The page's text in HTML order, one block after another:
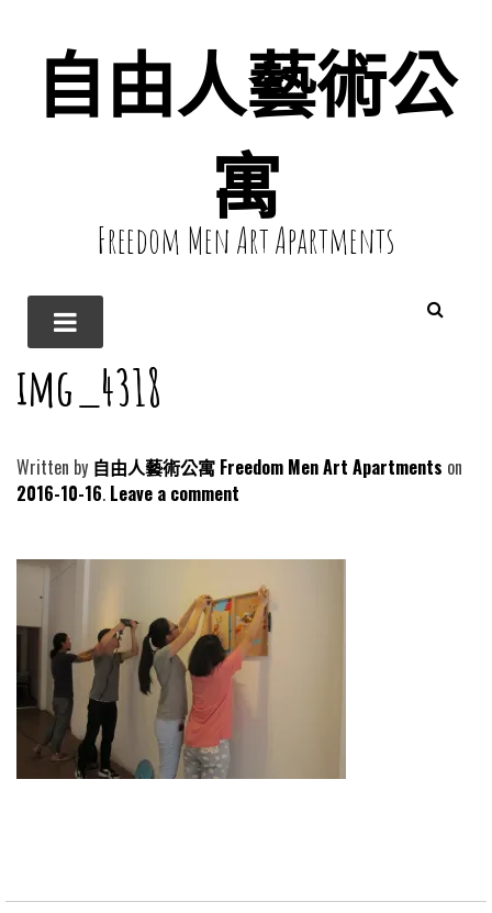
自由人藝術公
寓
Freedom Men Art Apartments
img_4318
Written by 自由人藝術公寓 Freedom Men Art Apartments
2016-10-16 Leave a comment